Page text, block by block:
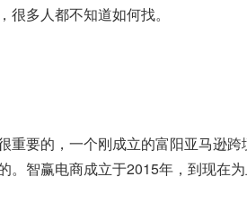
多人都不知道如何找。
要的，一个刚成立的富阳亚马逊
智赢电商成立于2015年，到现在